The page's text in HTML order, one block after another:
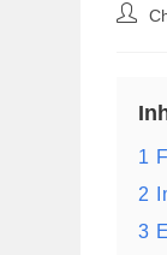
1
2
3